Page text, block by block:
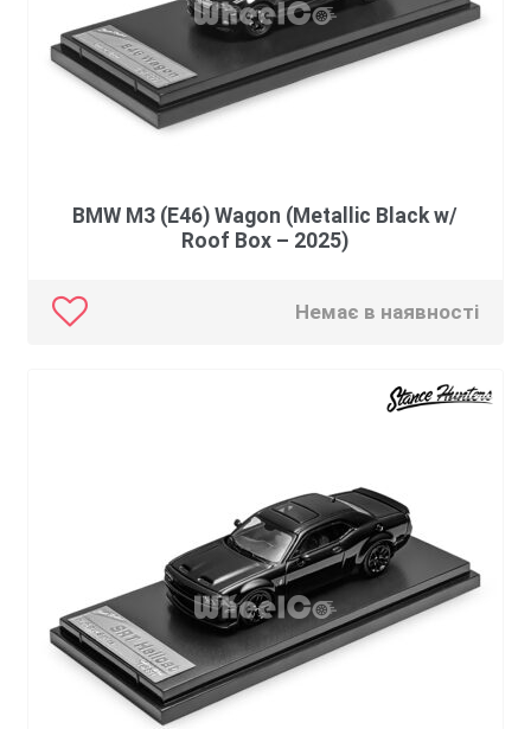
BMW M3 (E46) Wagon (Metallic Black w/
Roof Box – 2025)
Немає в наявності